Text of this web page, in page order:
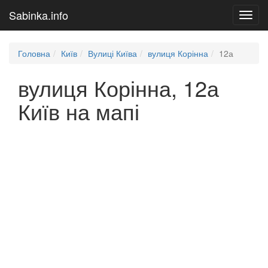
Sabinka.info
Головна Київ Вулиці Київа вулиця Корінна 12а
вулиця Корінна, 12а
Київ на мапі